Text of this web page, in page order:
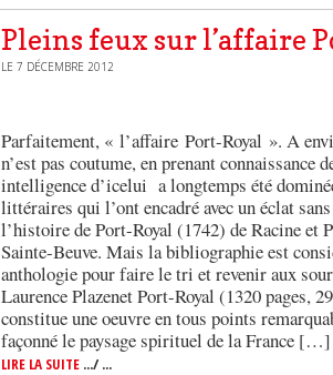
Pleins feux sur l’affaire
LE 7 DÉCEMBRE 2012
Parfaitement, « l’affaire Port-Royal ». A
n’est pas coutume, en prenant connaissance
intelligence d’icelui a longtemps été
littéraires qui l’ont encadré avec un éclat
l’histoire de Port-Royal (1742) de Racine et
Sainte-Beuve. Mais la bibliographie est
anthologie pour faire le tri et revenir aux
Laurence Plazenet Port-Royal (1320 pages,
constitue une oeuvre en tous points
façonné le paysage spirituel de la France […]
LIRE LA SUITE .../ ...